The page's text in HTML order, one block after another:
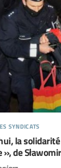
syndicats
la
de